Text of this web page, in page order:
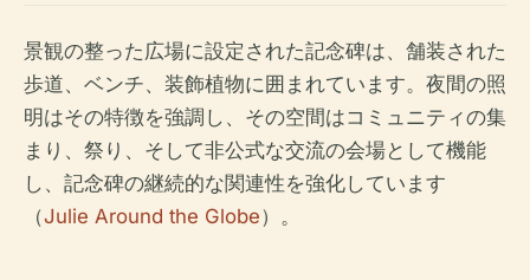
景観の整った広場に設定された記念碑は、舗装された
歩道、ベンチ、装飾植物に囲まれています。夜間の照
明はその特徴を強調し、その空間はコミュニティの集
まり、祭り、そして非公式な交流の会場として機能
し、記念碑の継続的な関連性を強化しています
（Julie Around the Globe）。